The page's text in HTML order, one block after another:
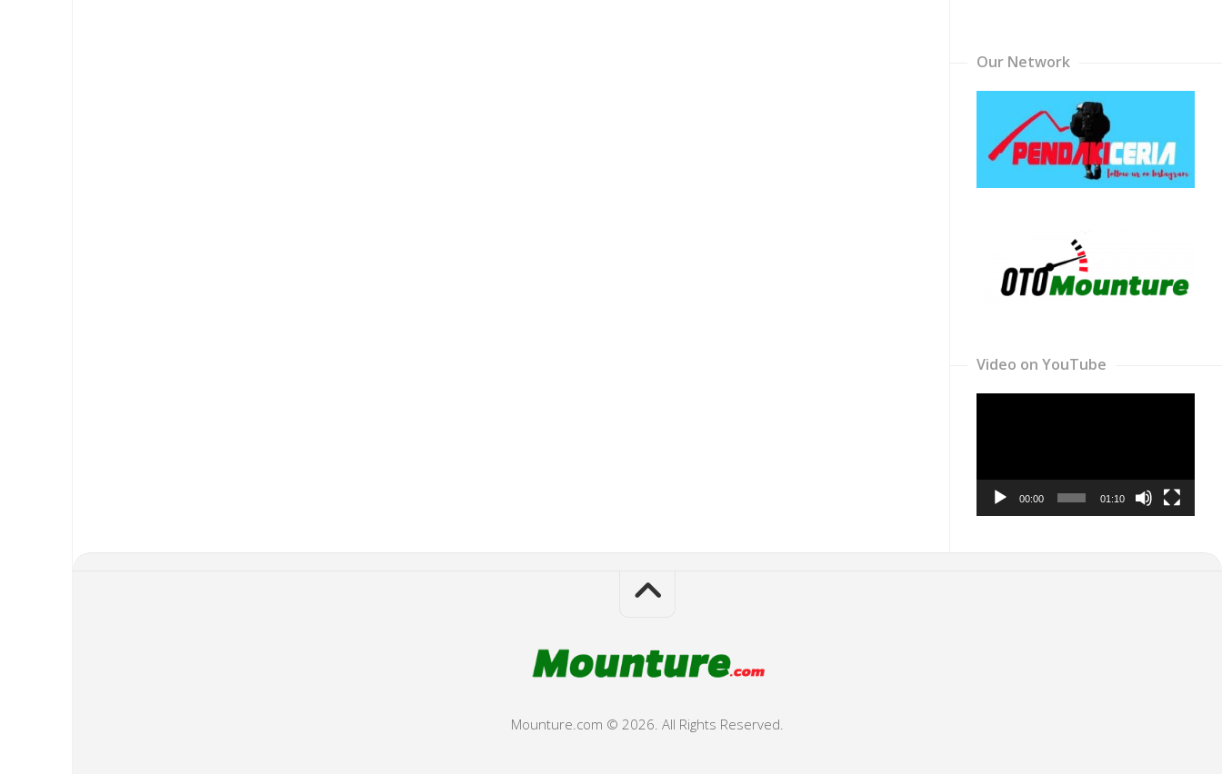
Our Network
Video on YouTube
00:00 01:10
Mounture.com © 2026. All Rights Reserved.